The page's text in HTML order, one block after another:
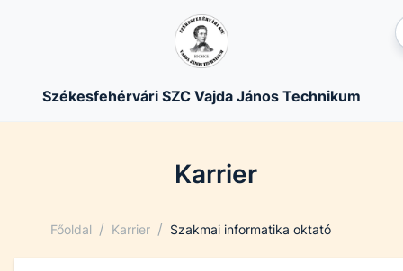
Székesfehérvári SZC Vajda János Technikum
Karrier
Főoldal / Karrier / Szakmai informatika oktató